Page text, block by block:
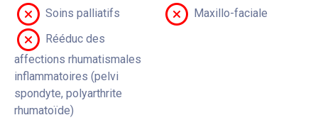
Soins palliatifs
Maxillo-faciale
Rééduc des
affections rhumatismales
inflammatoires (pelvi
spondyte, polyarthrite
rhumatoïde)